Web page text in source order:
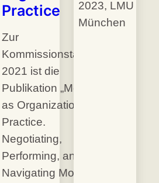
Practice
Zur
Kommissionstagung
2021 ist die
Publikation „Morality
as Organizational
Practice.
Negotiating,
Performing, and
Navigating Moral
2023, LMU
München